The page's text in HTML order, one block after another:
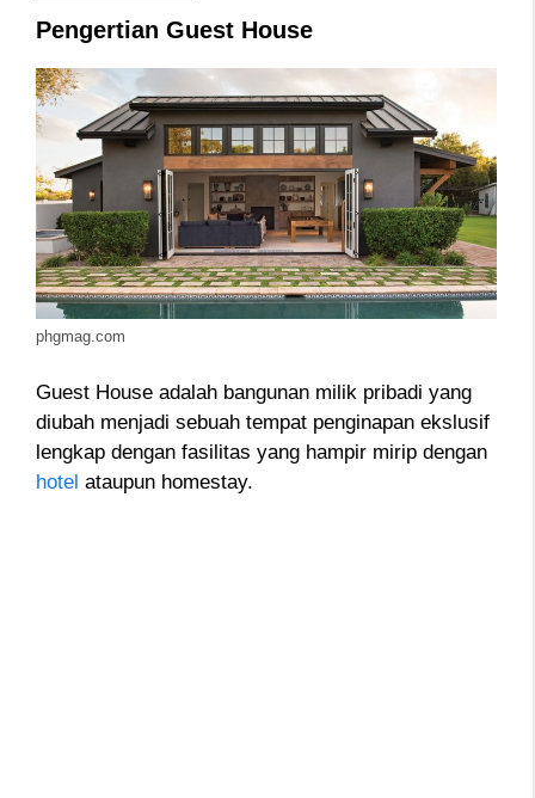
Pengertian Guest House
phgmag.com
Guest House adalah bangunan milik pribadi yang
diubah menjadi sebuah tempat penginapan ekslusif
lengkap dengan fasilitas yang hampir mirip dengan
hotel ataupun homestay.